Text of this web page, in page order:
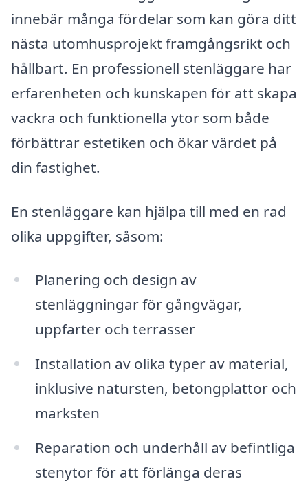
innebär många fördelar som kan göra ditt
nästa utomhusprojekt framgångsrikt och
hållbart. En professionell stenläggare har
erfarenheten och kunskapen för att skapa
vackra och funktionella ytor som både
förbättrar estetiken och ökar värdet på
din fastighet.
En stenläggare kan hjälpa till med en rad
olika uppgifter, såsom:
Planering och design av
stenläggningar för gångvägar,
uppfarter och terrasser
Installation av olika typer av material,
inklusive natursten, betongplattor och
marksten
Reparation och underhåll av befintliga
stenytor för att förlänga deras